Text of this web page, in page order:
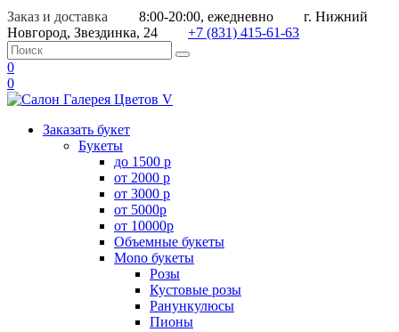
Заказ и доставка 8:00-20:00, ежедневно
г. Нижний
Новгород, Звездинка, 24
+7 (831) 415-61-63
0
0
Заказать букет
Букеты
до 1500 р
от 2000 р
от 3000 р
от 5000р
от 10000р
Объемные букеты
Mono букеты
Розы
Кустовые розы
Ранункулюсы
Пионы